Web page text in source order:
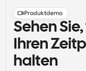
Produktdemo
Sehen
Ihren
halten